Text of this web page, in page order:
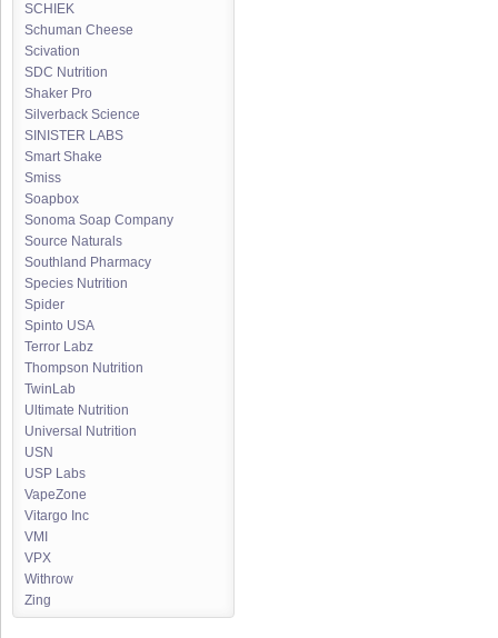
SCHIEK
Schuman Cheese
Scivation
SDC Nutrition
Shaker Pro
Silverback Science
SINISTER LABS
Smart Shake
Smiss
Soapbox
Sonoma Soap Company
Source Naturals
Southland Pharmacy
Species Nutrition
Spider
Spinto USA
Terror Labz
Thompson Nutrition
TwinLab
Ultimate Nutrition
Universal Nutrition
USN
USP Labs
VapeZone
Vitargo Inc
VMI
VPX
Withrow
Zing